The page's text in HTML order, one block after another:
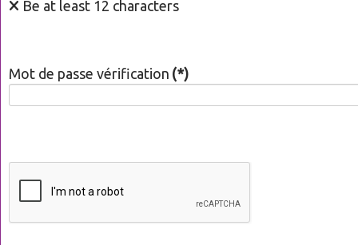
Be at least 12 characters
Mot de passe vérification (*)